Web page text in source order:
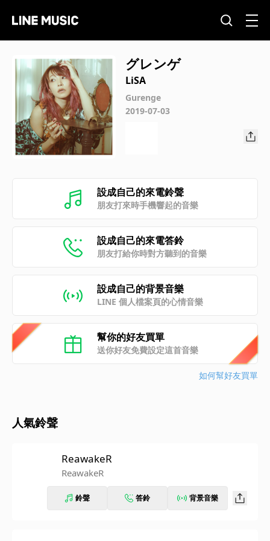
グレンゲ
LiSA
Gurenge
2019-07-03
設成自己的來電鈴聲
朋友打來時手機響起的音樂
設成自己的來電答鈴
朋友打給你時對方聽到的音樂
設成自己的背景音樂
LINE 個人檔案頁的心情音樂
幫你的好友買單
送你好友免費設定這首音樂
如何幫好友買單
人氣鈴聲
ReawakeR
ReawakeR
鈴聲 答鈴 背景音樂